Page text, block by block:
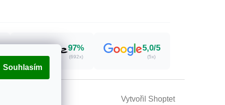
Souhlasím
97%
(692x)
5,0/5
(5x)
Vytvořil Shoptet